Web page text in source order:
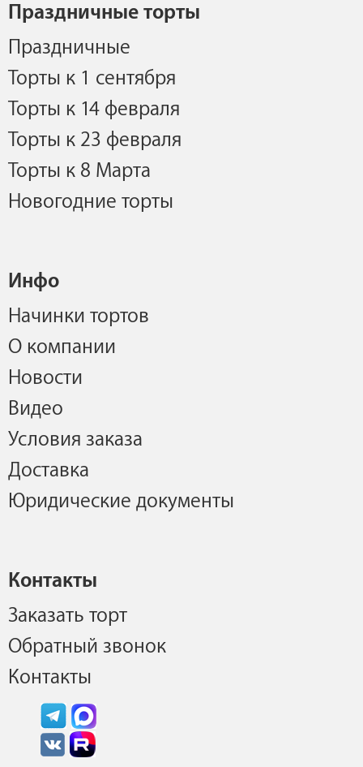
Праздничные торты
Праздничные
Торты к 1 сентября
Торты к 14 февраля
Торты к 23 февраля
Торты к 8 Марта
Новогодние торты
Инфо
Начинки тортов
О компании
Новости
Видео
Условия заказа
Доставка
Юридические документы
Контакты
Заказать торт
Обратный звонок
Контакты